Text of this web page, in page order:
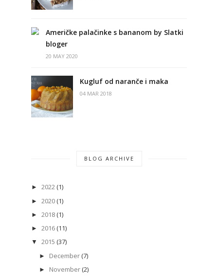
Američke palačinke s bananom by Slatki
bloger
20 MAY 2020
Kugluf od naranče i maka
04 MAR 2018
BLOG ARCHIVE
► 2022 (1)
► 2020 (1)
► 2018 (1)
► 2016 (11)
▼ 2015 (37)
► December (7)
► November (2)